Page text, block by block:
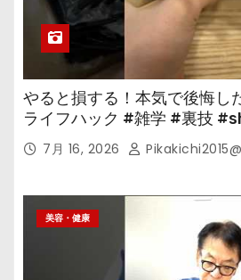
やると損する！本気で後悔し
ライフハック #雑学 #裏技
7月 16, 2026
美容・健康